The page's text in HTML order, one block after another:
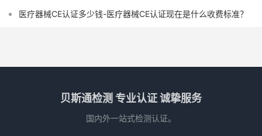
医疗器械CE认证多少钱-医疗器械CE认证现在是什么收费标准？
贝斯通检测 专业认证 诚挚服务
国内外一站式检测认证。